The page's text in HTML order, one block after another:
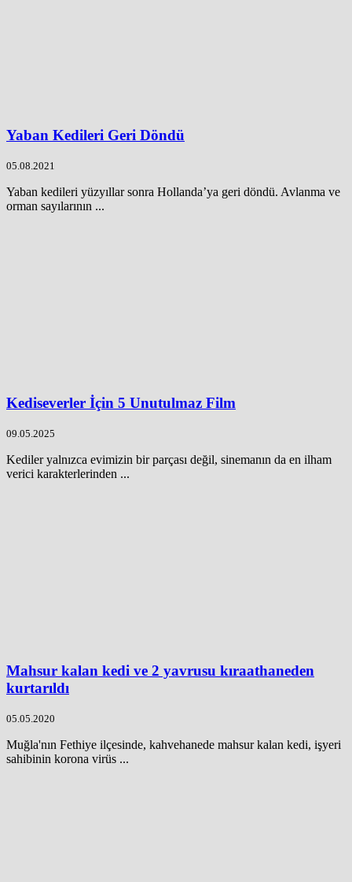
Yaban Kedileri Geri Döndü
05.08.2021
Yaban kedileri yüzyıllar sonra Hollanda’ya geri döndü. Avlanma ve
orman sayılarının ...
Kediseverler İçin 5 Unutulmaz Film
09.05.2025
Kediler yalnızca evimizin bir parçası değil, sinemanın da en ilham
verici karakterlerinden ...
Mahsur kalan kedi ve 2 yavrusu kıraathaneden
kurtarıldı
05.05.2020
Muğla'nın Fethiye ilçesinde, kahvehanede mahsur kalan kedi, işyeri
sahibinin korona virüs ...